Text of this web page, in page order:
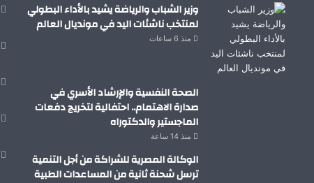
وزير الشباب والرياضة يشيد بالأداء البطولي
لمنتخب ناشئات اليد في مونديال العالم
منذ 6 ساعات
الصحة النفسية والإرشاد الأسري في
صدارة الاهتمام.. احتفالية لتخريج دفعات
الماجستير والدكتوراه
منذ 14 ساعة
الوكالة المصرية للشراكة من أجل التنمية
ترسل شحنة ثانية من المساعدات الطبية